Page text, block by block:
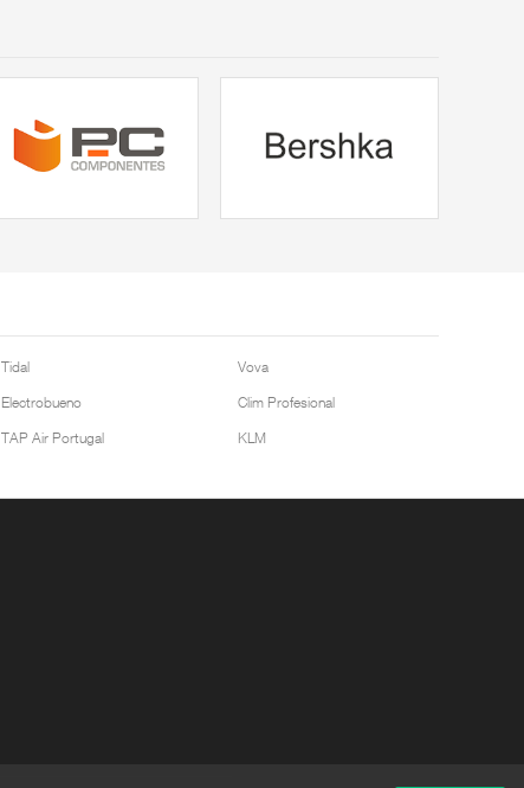
Tidal
Vova
Electrobueno
Clim Profesional
TAP Air Portugal KLM